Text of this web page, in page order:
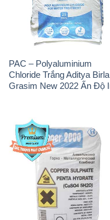
PAC – Polyaluminium
Chloride Trắng Aditya Birla
Grasim New 2022 Ấn Độ